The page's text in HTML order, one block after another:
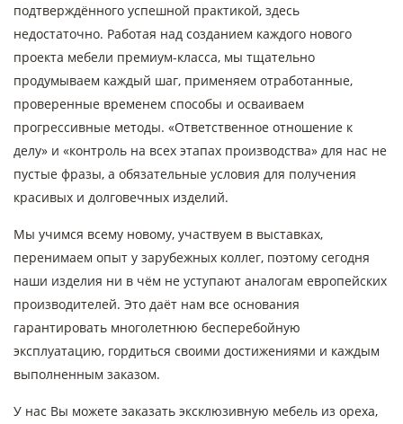
подтверждённого успешной практикой, здесь
недостаточно. Работая над созданием каждого нового
проекта мебели премиум-класса, мы тщательно
продумываем каждый шаг, применяем отработанные,
проверенные временем способы и осваиваем
прогрессивные методы. «Ответственное отношение к
делу» и «контроль на всех этапах производства» для нас не
пустые фразы, а обязательные условия для получения
красивых и долговечных изделий.
Мы учимся всему новому, участвуем в выставках,
перенимаем опыт у зарубежных коллег, поэтому сегодня
наши изделия ни в чём не уступают аналогам европейских
производителей. Это даёт нам все основания
гарантировать многолетнюю бесперебойную
эксплуатацию, гордиться своими достижениями и каждым
выполненным заказом.
У нас Вы можете заказать эксклюзивную мебель из ореха,